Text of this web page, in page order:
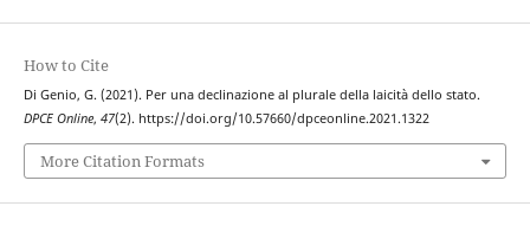
How to Cite
Di Genio, G. (2021). Per una declinazione al plurale della laicità dello stato.
DPCE Online, 47(2). https://doi.org/10.57660/dpceonline.2021.1322
More Citation Formats